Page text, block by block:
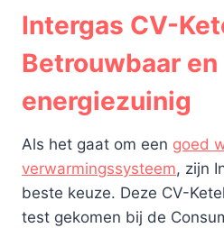
Intergas CV-
Betrouwbaar en
energiezuinig
Als het gaat om een goed
verwarmingssysteem, zijn
beste keuze. Deze CV-
test gekomen bij de